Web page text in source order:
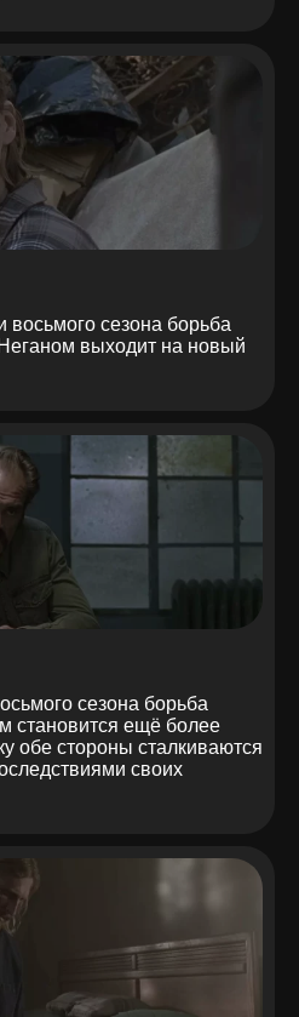
восьмого сезона борьба
выходит на новый
сезона борьба
становится ещё более
обе стороны сталкиваются
своих